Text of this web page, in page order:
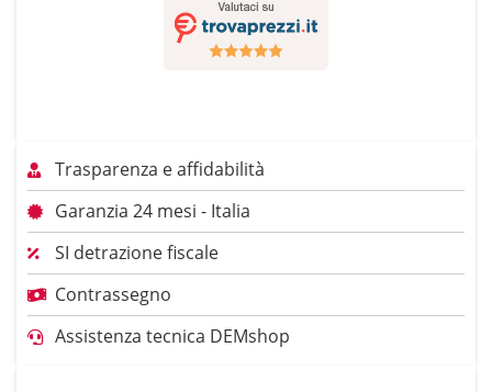
Trasparenza e affidabilità
Garanzia 24 mesi - Italia
SI detrazione fiscale
Contrassegno
Assistenza tecnica DEMshop